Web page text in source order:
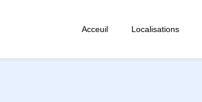
Acceuil Localisations